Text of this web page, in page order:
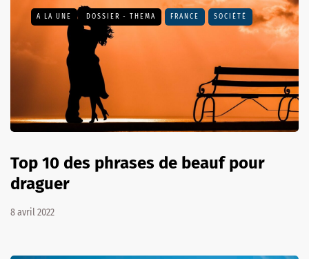
A LA UNE DOSSIER - THEMA FRANCE SOCIÉTÉ
Top 10 des phrases de beauf pour
draguer
8 avril 2022